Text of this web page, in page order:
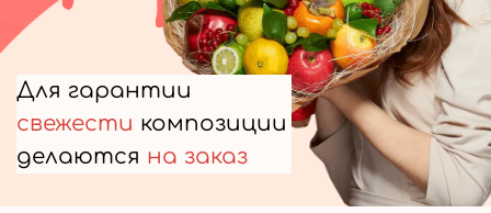
Для гарантии
свежести композиции
делаются на заказ